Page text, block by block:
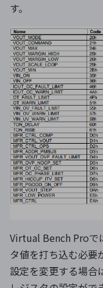
す。
Virtual Bench Proで
タ値を打ち込む必要
設定を変更する場